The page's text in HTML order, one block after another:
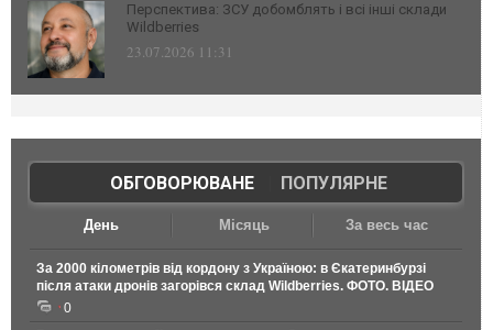
Перспектива: ЗСУ добомблять і всі інші склади
Wildberries
23.07.2026 11:31
ОБГОВОРЮВАНЕ| ПОПУЛЯРНЕ
День Місяць За весь час
За 2000 кілометрів від кордону з Україною: в Єкатеринбурзі
після атаки дронів загорівся склад Wildberries. ФОТО. ВІДЕО
0